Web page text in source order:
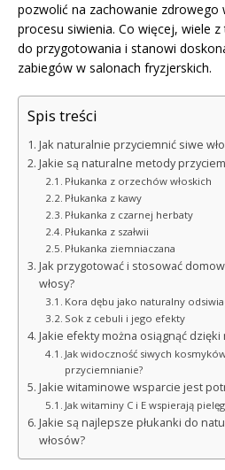
pozwolić na zachowanie zdrowego
procesu siwienia. Co więcej, wiele
do przygotowania i stanowi
zabiegów w salonach fryzjerskich.
Spis treści
Jak naturalnie przyciemnić siwe
Jakie są naturalne metody
Płukanka z orzechów włoskich
Płukanka z kawy
Płukanka z czarnej herbaty
Płukanka z szałwii
Płukanka ziemniaczana
Jak przygotować i stosować
włosy?
Kora dębu jako naturalny
Sok z cebuli i jego efekty
Jakie efekty można osiągnąć
Jak widoczność siwych
przyciemnianie?
Jakie witaminowe wsparcie jest
Jak witaminy C i E wspierają
Jakie są najlepsze płukanki do
włosów?